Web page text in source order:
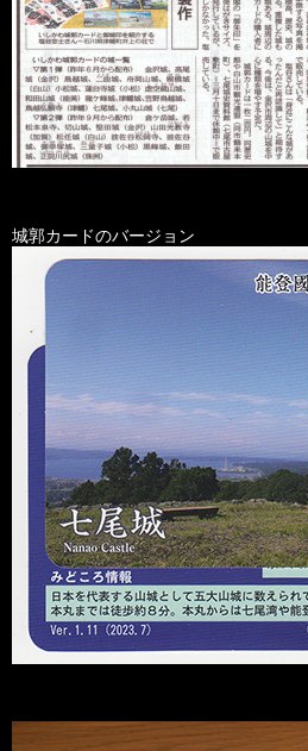
城郭カードのバージョン